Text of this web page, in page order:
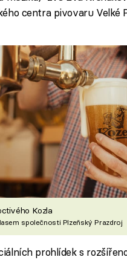
centra pivovaru Velké
Kozla
společnosti Plzeňský Prazdroj
prohlídek s